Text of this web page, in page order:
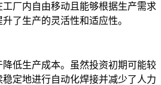
厂内自由移动且能够根据生产需求
了生产的灵活性和适应性。
低生产成本。虽然投资初期可能较
定地进行自动化焊接并减少了人力